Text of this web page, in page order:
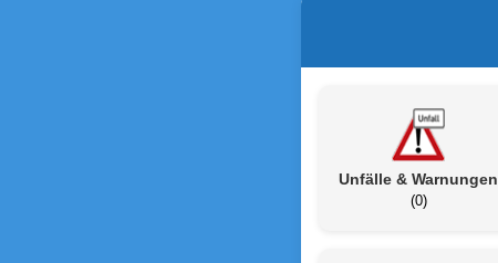
Unfälle & Warnungen
(0)